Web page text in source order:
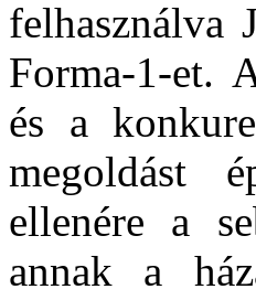
felhasználva
Forma-1-et.
és a
megoldást
ellenére a
annak a